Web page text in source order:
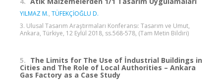
YILMAZ M., TÜFEKÇİOĞLU D.
3. Ulusal Tasarım Araştırmaları Konferansı: Tasarım ve Umut,
Ankara, Türkiye, 12 Eylül 2018, ss.568-578, (Tam Metin Bildiri)
5. The Limits for The Use of İndustrial Buildings in
Cities and The Role of Local Authorities – Ankara
Gas Factory as a Case Study